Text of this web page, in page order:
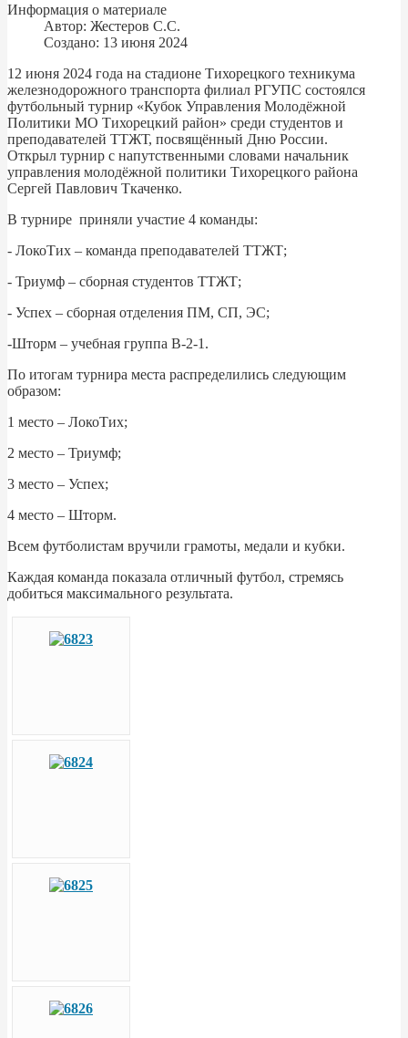
Информация о материале
Автор: Жестеров С.С.
Создано: 13 июня 2024
12 июня 2024 года на стадионе Тихорецкого техникума
железнодорожного транспорта филиал РГУПС состоялся
футбольный турнир «Кубок Управления Молодёжной
Политики МО Тихорецкий район» среди студентов и
преподавателей ТТЖТ, посвящённый Дню России.
Открыл турнир с напутственными словами начальник
управления молодёжной политики Тихорецкого района
Сергей Павлович Ткаченко.
В турнире приняли участие 4 команды:
- ЛокоТих – команда преподавателей ТТЖТ;
- Триумф – сборная студентов ТТЖТ;
- Успех – сборная отделения ПМ, СП, ЭС;
-Шторм – учебная группа В-2-1.
По итогам турнира места распределились следующим
образом:
1 место – ЛокоТих;
2 место – Триумф;
3 место – Успех;
4 место – Шторм.
Всем футболистам вручили грамоты, медали и кубки.
Каждая команда показала отличный футбол, стремясь
добиться максимального результата.